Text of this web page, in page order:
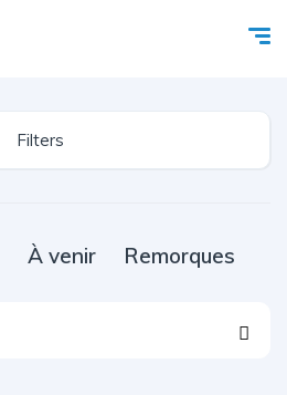
Filters
À venir Remorques